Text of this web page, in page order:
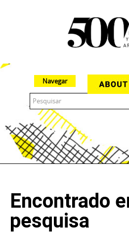
Navegar
Encontrado
pesquisa